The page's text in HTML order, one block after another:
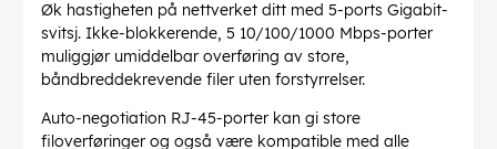
Øk hastigheten på nettverket ditt med 5-ports Gigabit-
svitsj. Ikke-blokkerende, 5 10/100/1000 Mbps-porter
muliggjør umiddelbar overføring av store,
båndbreddekrevende filer uten forstyrrelser.
Auto-negotiation RJ-45-porter kan gi store
filoverføringer og også være kompatible med alle